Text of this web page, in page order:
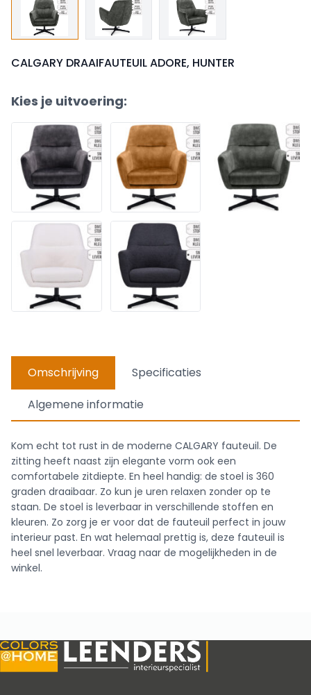
CALGARY DRAAIFAUTEUIL ADORE, HUNTER
Kies je uitvoering:
Omschrijving
Specificaties
Algemene informatie
Kom echt tot rust in de moderne CALGARY fauteuil. De
zitting heeft naast zijn elegante vorm ook een
comfortabele zitdiepte. En heel handig: de stoel is 360
graden draaibaar. Zo kun je uren relaxen zonder op te
staan. De stoel is leverbaar in verschillende stoffen en
kleuren. Zo zorg je er voor dat de fauteuil perfect in jouw
interieur past. En wat helemaal prettig is, deze fauteuil is
heel snel leverbaar. Vraag naar de mogelijkheden in de
winkel.